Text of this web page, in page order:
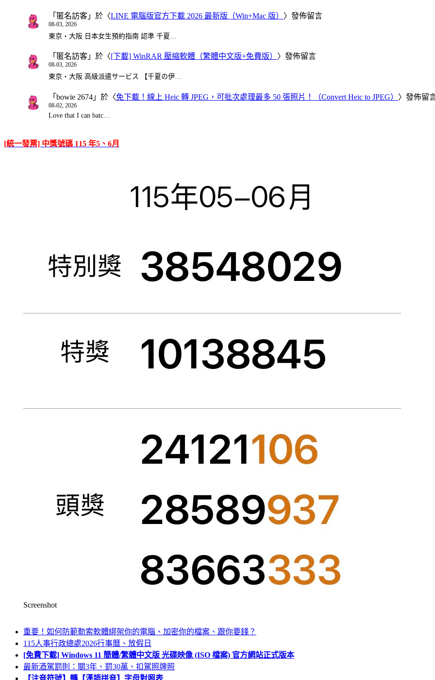
「 匿名訪客 」於〈LINE 電腦版官方下載 2026 最新版（Win+Mac 版） 〉發佈留言
08-03, 2026
東京・大阪 日本女生預約指南 認準 千夏…
「 匿名訪客 」於〈[下載] WinRAR 壓縮軟體（繁體中文版+免費版） 〉發佈留言
08-03, 2026
東京・大阪 高級派遣サービス 【千夏の伊…
「 bowie 2674 」於〈免下載！線上 Heic 轉 JPEG，可批次處理最多 50 張照片！（Convert Heic to JPEG） 〉發佈留
08-02, 2026
Love that I can batc…
[統一發票] 中獎號碼 115 年5、6月
Screenshot
重要！如何防範勒索軟體綁架你的電腦、加密你的檔案、跟你要錢？
115人事行政總處2026行事曆、放假日
[免費下載] Windows 11 簡體/繁體中文版 光碟映像 (ISO 檔案) 官方網站正式版本
最新酒駕罰則：關3年、罰30萬、扣駕照牌照
【注音符號】轉【漢語拼音】字母對照表